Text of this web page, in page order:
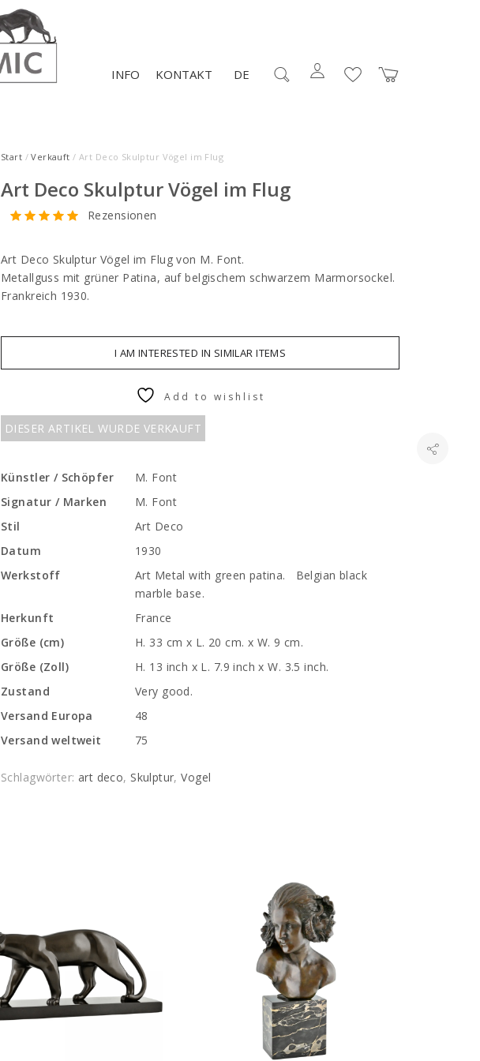
KONTAKT
INFO DE
Start /Verkauft / Art Deco Skulptur Vögel im Flug
Art Deco Skulptur Vögel im Flug
Rezensionen
Art Deco Skulptur Vögel im Flug von M. Font.
Metallguss mit grüner Patina, auf belgischem schwarzem Marmorsockel.
Frankreich 1930.
I AM INTERESTED IN SIMILAR ITEMS
DIESER ARTIKEL WURDE VERKAUFT
Add to wishlist
Künstler / Schöpfer
M. Font
Signatur / Marken
M. Font
Stil
Art Deco
Datum
1930
Werkstoff
Art Metal with green patina. Belgian black
marble base.
Herkunft
France
Größe (cm)
H. 33 cm x L. 20 cm. x W. 9 cm.
Größe (Zoll)
H. 13 inch x L. 7.9 inch x W. 3.5 inch.
Zustand
Very good.
Versand Europa
48
Versand weltweit
75
Schlagwörter: art deco, Skulptur,Vogel